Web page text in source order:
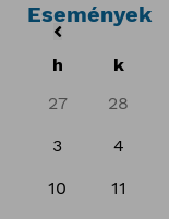
Események
h
k
27
28
3 4
10 11